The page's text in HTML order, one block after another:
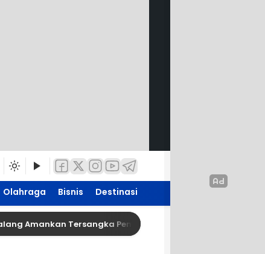
Olahraga Bisnis Destinasi
Amankan Tersangka Pengedar Narkoba di Kepanjen, Sita